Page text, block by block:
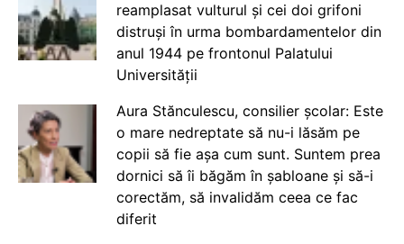
reamplasat vulturul și cei doi grifoni
distruși în urma bombardamentelor din
anul 1944 pe frontonul Palatului
Universității
Aura Stănculescu, consilier școlar: Este
o mare nedreptate să nu-i lăsăm pe
copii să fie așa cum sunt. Suntem prea
dornici să îi băgăm în șabloane și să-i
corectăm, să invalidăm ceea ce fac
diferit